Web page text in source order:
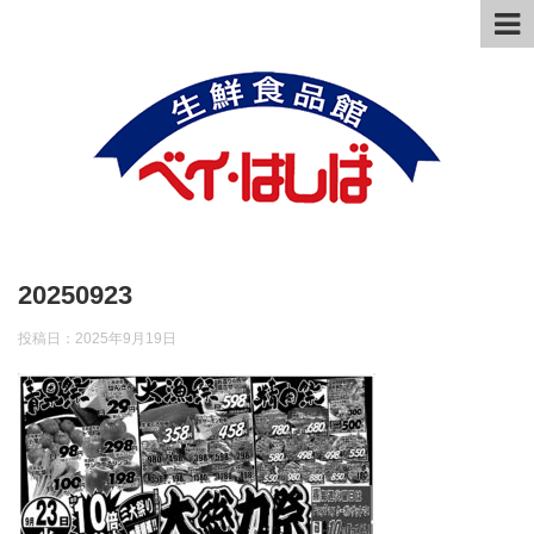
20250923
投稿日： 2025年9月19日